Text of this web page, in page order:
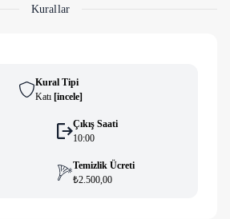
Kurallar
Kural Tipi
Katı [i̇ncele]
Çıkış Saati
10:00
Temizlik Ücreti
₺2.500,00